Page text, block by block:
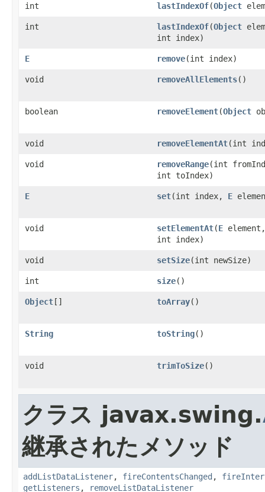
int lastIndexOf(Object
int lastIndexOf(Object
int index)
E remove(int index)
void removeAllElements()
boolean removeElement(Object
void removeElementAt(int
void removeRange(int
int toIndex)
E set(int index, E
void setElementAt(E element,
int index)
void setSize(int newSize)
int size()
Object[] toArray()
String toString()
void trimToSize()
クラス javax.swing.
継承されたメソッド
addListDataListener, fireContentsChanged ,
getListeners , removeListDataListener